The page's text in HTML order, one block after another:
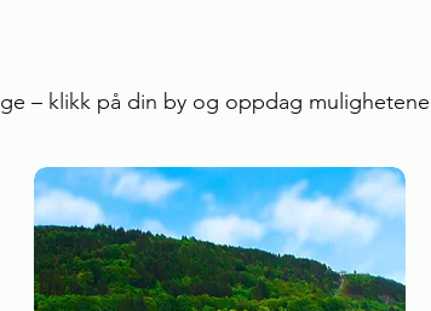
– klikk på din by og oppdag